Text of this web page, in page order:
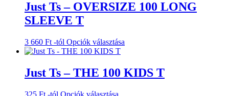
Just Ts – OVERSIZE 100 LONG
SLEEVE T
3 660 Ft -tól Opciók választása
több
variációja
Just Ts – THE 100 KIDS T